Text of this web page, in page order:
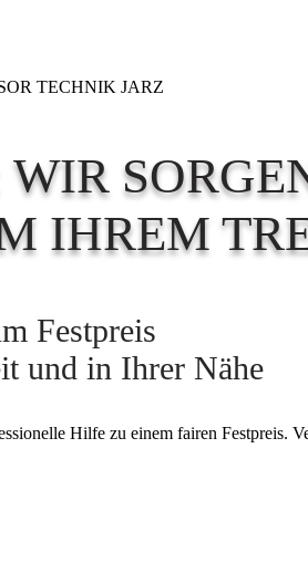
TECHNIK JARZ
IHREM
Festpreis
und in Ihrer Nähe
Hilfe zu einem fairen Festpreis.